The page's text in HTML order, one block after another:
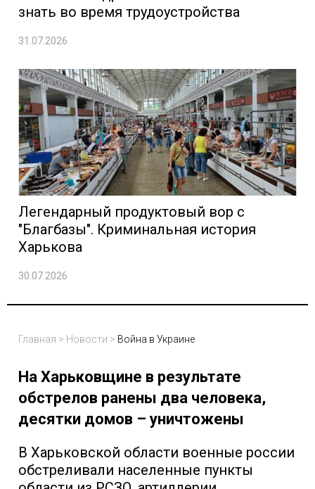
знать во время трудоустройства
31.07.2026
Легендарный продуктовый вор с
"Благбазы". Криминальная история
Харькова
30.07.2026
Главная > Новости > Война в Украине
На Харьковщине в результате
обстрелов ранены два человека,
десятки домов – уничтожены
В Харьковской области военные россии
обстреливали населенные пункты